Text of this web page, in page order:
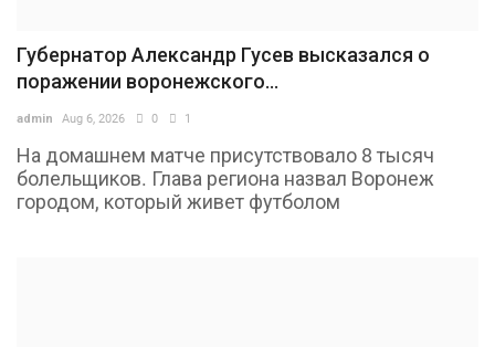
Губернатор Александр Гусев высказался о
поражении воронежского...
admin Aug 6, 2026 0 1
На домашнем матче присутствовало 8 тысяч
болельщиков. Глава региона назвал Воронеж
городом, который живет футболом